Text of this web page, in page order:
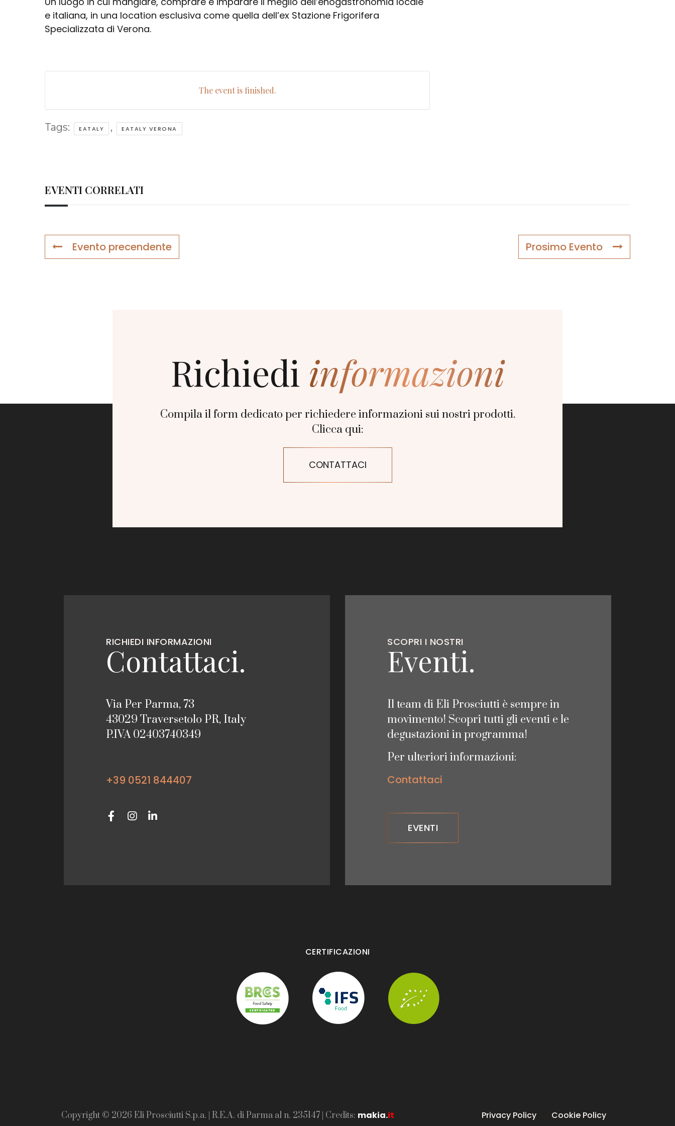
e italiana, in una location esclusiva come quella dell’ex Stazione Frigorifera
Specializzata di Verona.
The event is finished.
Tags: EATALY , EATALY VERONA
EVENTI CORRELATI
Evento precendente Prosimo Evento
Richiedi informazioni
Compila il form dedicato per richiedere informazioni sui nostri prodotti.
Clicca qui:
CONTATTACI
RICHIEDI INFORMAZIONI
Contattaci.
Via Per Parma, 73
43029 Traversetolo PR, Italy
P.IVA 02403740349
+39 0521 844407
SCOPRI I NOSTRI
Eventi.
Il team di Eli Prosciutti è sempre in
movimento! Scopri tutti gli eventi e le
degustazioni in programma!
Per ulteriori informazioni:
Contattaci
EVENTI
CERTIFICAZIONI
Copyright © 2026 Eli Prosciutti S.p.a. | R.E.A. di Parma al n. 235147 | Credits: makia.it Privacy Policy Cookie Policy